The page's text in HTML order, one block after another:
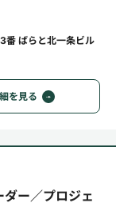
番 ばらと北一条ビル
を見る
ダー／プロジェ